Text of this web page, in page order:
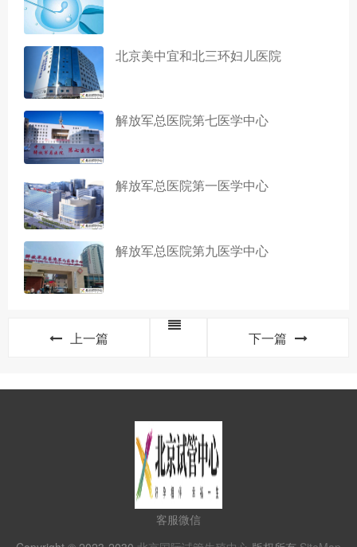
北京美中宜和北三环妇儿医院
解放军总医院第七医学中心
解放军总医院第一医学中心
解放军总医院第九医学中心
上一篇 下一篇
客服微信